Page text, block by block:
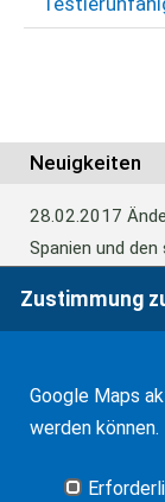
Neuigkeiten
28.02.2017
Spanien und
24.06.2016
01.01.2016
Zustimmung
Google Maps
werden können.